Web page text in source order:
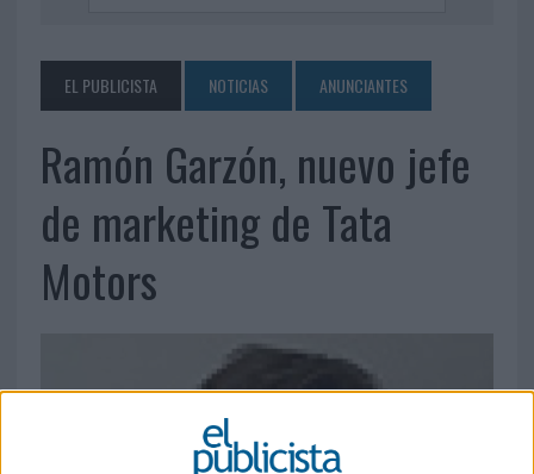
EL PUBLICISTA NOTICIAS ANUNCIANTES
Ramón Garzón, nuevo jefe
de marketing de Tata
Motors